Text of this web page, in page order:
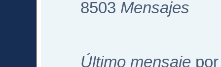
8503 Mensajes
Último mensaje